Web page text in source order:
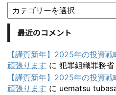
最近のコメント
【謹賀新年】2025年の投資
頑張ります に 犯罪組織罪務省
【謹賀新年】2025年の投資
頑張ります に uematsu